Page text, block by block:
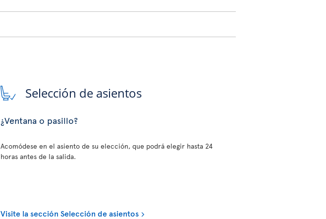
Selección de asientos
¿Ventana o pasillo?
Acomódese en el asiento de su elección, que podrá elegir hasta 24
horas antes de la salida.
Visite la sección Selección de asientos